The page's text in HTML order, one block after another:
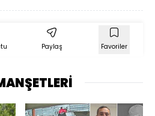
Paylaş Favoriler